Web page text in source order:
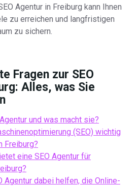
Agentur in Freiburg kann Ihnen
zu erreichen und langfristigen
zu sichern.
Fragen zur SEO
Alles, was Sie
und was macht sie?
(SEO) wichtig
Freiburg?
eine SEO Agentur für
Agentur dabei helfen, die Online-